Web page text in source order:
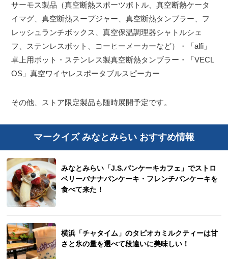
サーモス製品（真空断熱スポーツボトル、真空断熱ケータ
イマグ、真空断熱スープジャー、真空断熱タンブラー、フ
レッシュランチボックス、真空保温調理器シャトルシェ
フ、ステンレスポット、コーヒーメーカーなど）・「alfi」
卓上用ポット・ステンレス製真空断熱タンブラー・「VECL
OS」真空ワイヤレスポータブルスピーカー
その他、ストア限定製品も随時展開予定です。
マークイズ みなとみらい おすすめ情報
みなとみらい「J.S.パンケーキカフェ」でストロ
ベリーバナナパンケーキ・フレンチパンケーキを
食べて来た！
横浜「チャタイム」のタピオカミルクティーは甘
さと氷の量を選べて段違いに美味しい！